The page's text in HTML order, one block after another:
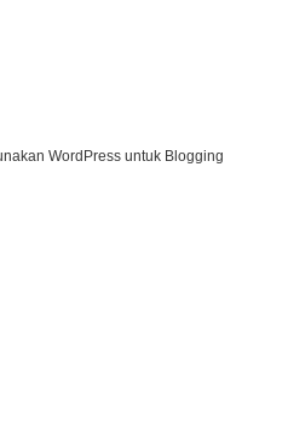
WordPress untuk Blogging